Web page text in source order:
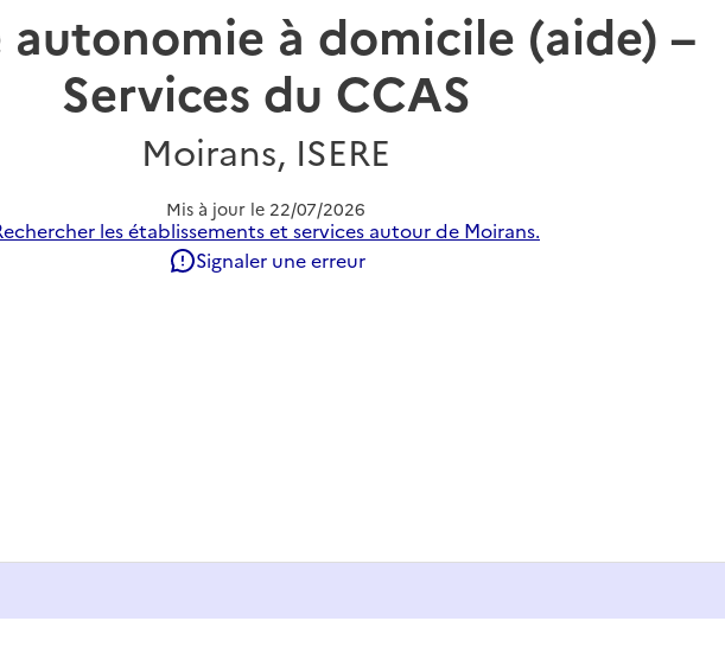
autonomie à domicile (aide) –
Services du CCAS
Moirans, ISERE
Mis à jour le 22/07/2026
les établissements et services autour de Moirans.
Signaler une erreur